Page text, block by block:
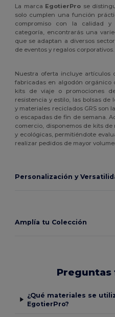
La marca EgotierPro se
solo cumplen una función
compromiso con la calidad
categoría, encontrarás una
que se adaptan a diversos
de eventos y regalos corporativos.
Nuestra oferta incluye artículos
fabricadas en algodón orgánico
kits de viaje o promociones
resistencia y estilo, las bolsas
y materiales reciclados GRS son
o escapadas de fin de semana.
comercio, disponemos de kits
y ecológicas, permitiéndote
realizar pedidos de mayor
Personalización y
Amplía tu Colección
¿Qué materiales se
EgotierPro?